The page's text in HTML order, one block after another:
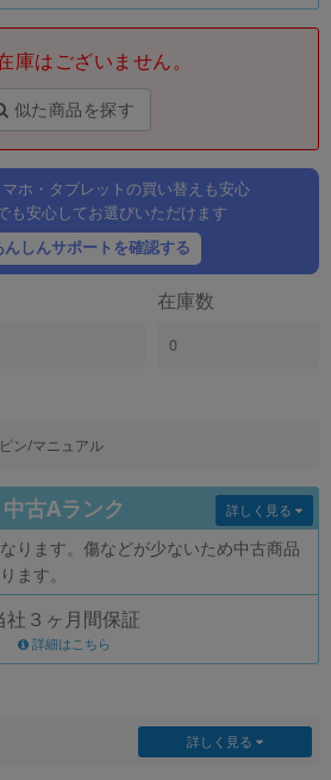
庫はございません。
似た商品を探す
ホ・タブレットの買い替えも安心
も安心してお選びいただけます
しんサポートを確認する
在庫数
0
ン/マニュアル
中古Aランク
ります。傷などが少ないため中古商品
ます。
詳しく見る
社３ヶ月間保証
詳細はこちら
詳しく見る
ど